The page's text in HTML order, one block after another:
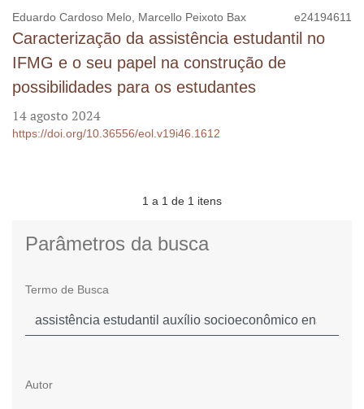
Eduardo Cardoso Melo, Marcello Peixoto Bax e24194611
Caracterização da assistência estudantil no
IFMG e o seu papel na construção de
possibilidades para os estudantes
14 agosto 2024
https://doi.org/10.36556/eol.v19i46.1612
1 a 1 de 1 itens
Parâmetros da busca
Termo de Busca
Autor